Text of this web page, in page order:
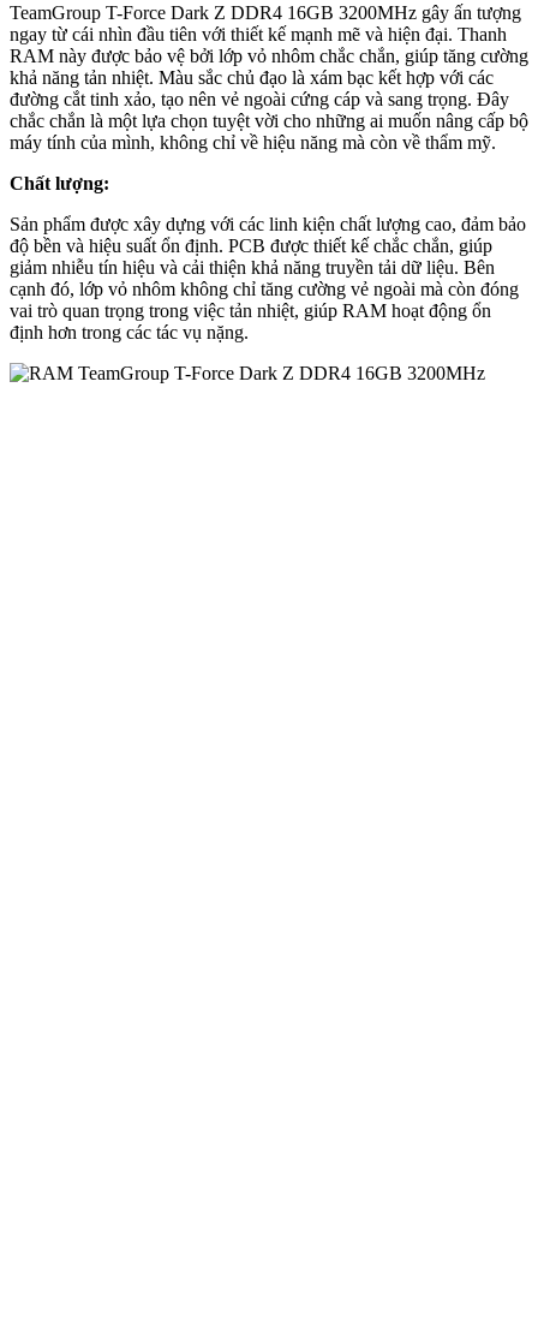
TeamGroup T-Force Dark Z DDR4 16GB 3200MHz gây ấn tượng
ngay từ cái nhìn đầu tiên với thiết kế mạnh mẽ và hiện đại. Thanh
RAM này được bảo vệ bởi lớp vỏ nhôm chắc chắn, giúp tăng cường
khả năng tản nhiệt. Màu sắc chủ đạo là xám bạc kết hợp với các
đường cắt tinh xảo, tạo nên vẻ ngoài cứng cáp và sang trọng. Đây
chắc chắn là một lựa chọn tuyệt vời cho những ai muốn nâng cấp bộ
máy tính của mình, không chỉ về hiệu năng mà còn về thẩm mỹ.
Chất lượng:
Sản phẩm được xây dựng với các linh kiện chất lượng cao, đảm bảo
độ bền và hiệu suất ổn định. PCB được thiết kế chắc chắn, giúp
giảm nhiễu tín hiệu và cải thiện khả năng truyền tải dữ liệu. Bên
cạnh đó, lớp vỏ nhôm không chỉ tăng cường vẻ ngoài mà còn đóng
vai trò quan trọng trong việc tản nhiệt, giúp RAM hoạt động ổn
định hơn trong các tác vụ nặng.